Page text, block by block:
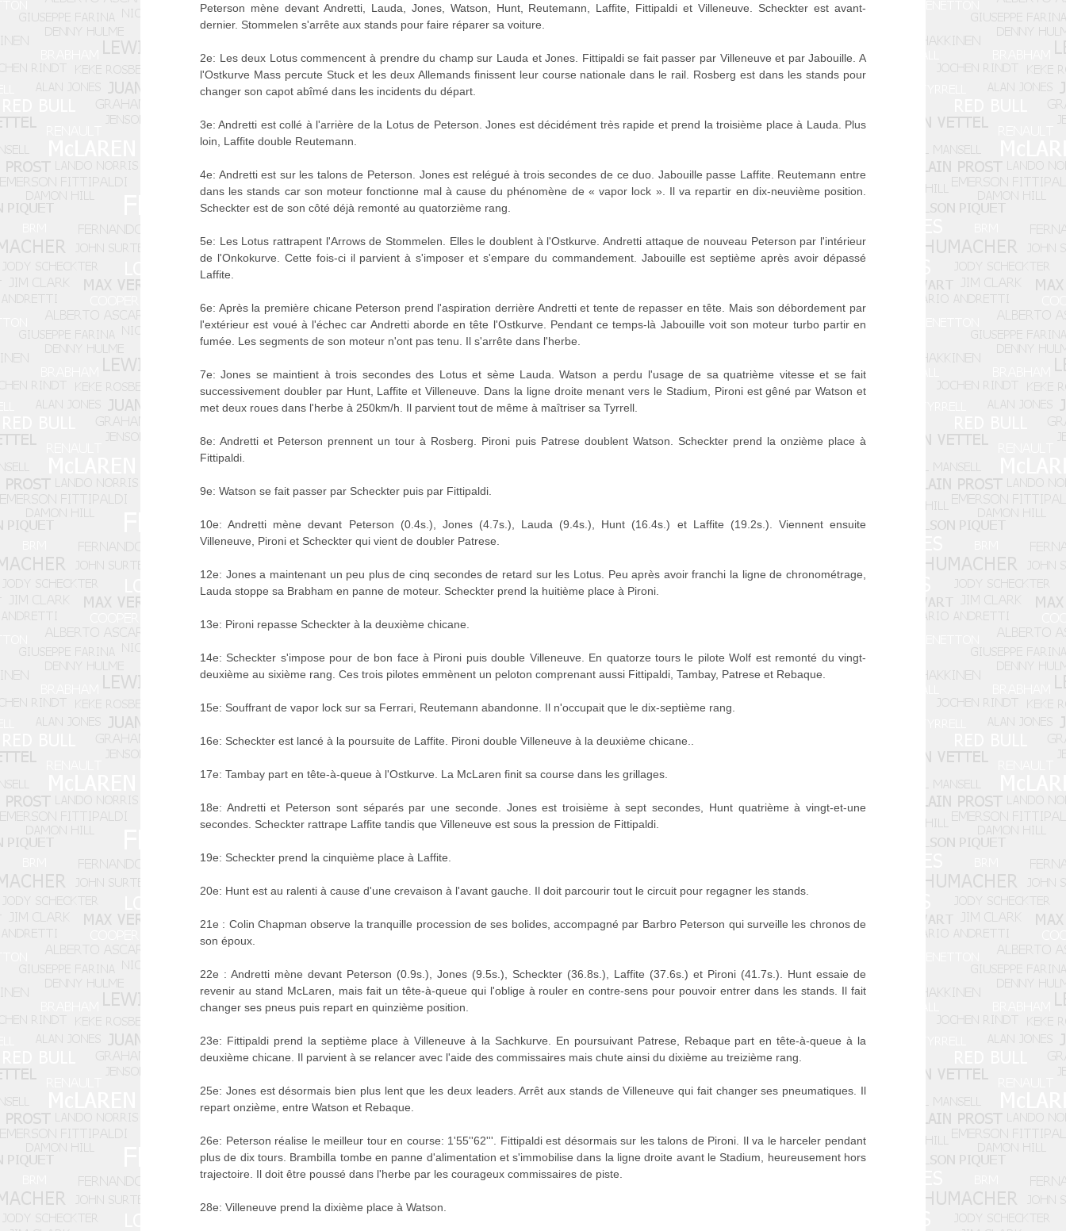
Peterson mène devant Andretti, Lauda, Jones, Watson, Hunt, Reutemann, Laffite, Fittipaldi et Villeneuve. Scheckter est avant-
dernier. Stommelen s'arrête aux stands pour faire réparer sa voiture.
2e: Les deux Lotus commencent à prendre du champ sur Lauda et Jones. Fittipaldi se fait passer par Villeneuve et par Jabouille. A
l'Ostkurve Mass percute Stuck et les deux Allemands finissent leur course nationale dans le rail. Rosberg est dans les stands pour
changer son capot abîmé dans les incidents du départ.
3e: Andretti est collé à l'arrière de la Lotus de Peterson. Jones est décidément très rapide et prend la troisième place à Lauda. Plus
loin, Laffite double Reutemann.
4e: Andretti est sur les talons de Peterson. Jones est relégué à trois secondes de ce duo. Jabouille passe Laffite. Reutemann entre
dans les stands car son moteur fonctionne mal à cause du phénomène de « vapor lock ». Il va repartir en dix-neuvième position.
Scheckter est de son côté déjà remonté au quatorzième rang.
5e: Les Lotus rattrapent l'Arrows de Stommelen. Elles le doublent à l'Ostkurve. Andretti attaque de nouveau Peterson par l'intérieur
de l'Onkokurve. Cette fois-ci il parvient à s'imposer et s'empare du commandement. Jabouille est septième après avoir dépassé
Laffite.
6e: Après la première chicane Peterson prend l'aspiration derrière Andretti et tente de repasser en tête. Mais son débordement par
l'extérieur est voué à l'échec car Andretti aborde en tête l'Ostkurve. Pendant ce temps-là Jabouille voit son moteur turbo partir en
fumée. Les segments de son moteur n'ont pas tenu. Il s'arrête dans l'herbe.
7e: Jones se maintient à trois secondes des Lotus et sème Lauda. Watson a perdu l'usage de sa quatrième vitesse et se fait
successivement doubler par Hunt, Laffite et Villeneuve. Dans la ligne droite menant vers le Stadium, Pironi est gêné par Watson et
met deux roues dans l'herbe à 250km/h. Il parvient tout de même à maîtriser sa Tyrrell.
8e: Andretti et Peterson prennent un tour à Rosberg. Pironi puis Patrese doublent Watson. Scheckter prend la onzième place à
Fittipaldi.
9e: Watson se fait passer par Scheckter puis par Fittipaldi.
10e: Andretti mène devant Peterson (0.4s.), Jones (4.7s.), Lauda (9.4s.), Hunt (16.4s.) et Laffite (19.2s.). Viennent ensuite
Villeneuve, Pironi et Scheckter qui vient de doubler Patrese.
12e: Jones a maintenant un peu plus de cinq secondes de retard sur les Lotus. Peu après avoir franchi la ligne de chronométrage,
Lauda stoppe sa Brabham en panne de moteur. Scheckter prend la huitième place à Pironi.
13e: Pironi repasse Scheckter à la deuxième chicane.
14e: Scheckter s'impose pour de bon face à Pironi puis double Villeneuve. En quatorze tours le pilote Wolf est remonté du vingt-
deuxième au sixième rang. Ces trois pilotes emmènent un peloton comprenant aussi Fittipaldi, Tambay, Patrese et Rebaque.
15e: Souffrant de vapor lock sur sa Ferrari, Reutemann abandonne. Il n'occupait que le dix-septième rang.
16e: Scheckter est lancé à la poursuite de Laffite. Pironi double Villeneuve à la deuxième chicane..
17e: Tambay part en tête-à-queue à l'Ostkurve. La McLaren finit sa course dans les grillages.
18e: Andretti et Peterson sont séparés par une seconde. Jones est troisième à sept secondes, Hunt quatrième à vingt-et-une
secondes. Scheckter rattrape Laffite tandis que Villeneuve est sous la pression de Fittipaldi.
19e: Scheckter prend la cinquième place à Laffite.
20e: Hunt est au ralenti à cause d'une crevaison à l'avant gauche. Il doit parcourir tout le circuit pour regagner les stands.
21e : Colin Chapman observe la tranquille procession de ses bolides, accompagné par Barbro Peterson qui surveille les chronos de
son époux.
22e : Andretti mène devant Peterson (0.9s.), Jones (9.5s.), Scheckter (36.8s.), Laffite (37.6s.) et Pironi (41.7s.). Hunt essaie de
revenir au stand McLaren, mais fait un tête-à-queue qui l'oblige à rouler en contre-sens pour pouvoir entrer dans les stands. Il fait
changer ses pneus puis repart en quinzième position.
23e: Fittipaldi prend la septième place à Villeneuve à la Sachkurve. En poursuivant Patrese, Rebaque part en tête-à-queue à la
deuxième chicane. Il parvient à se relancer avec l'aide des commissaires mais chute ainsi du dixième au treizième rang.
25e: Jones est désormais bien plus lent que les deux leaders. Arrêt aux stands de Villeneuve qui fait changer ses pneumatiques. Il
repart onzième, entre Watson et Rebaque.
26e: Peterson réalise le meilleur tour en course: 1'55''62'''. Fittipaldi est désormais sur les talons de Pironi. Il va le harceler pendant
plus de dix tours. Brambilla tombe en panne d'alimentation et s'immobilise dans la ligne droite avant le Stadium, heureusement hors
trajectoire. Il doit être poussé dans l'herbe par les courageux commissaires de piste.
28e: Villeneuve prend la dixième place à Watson.